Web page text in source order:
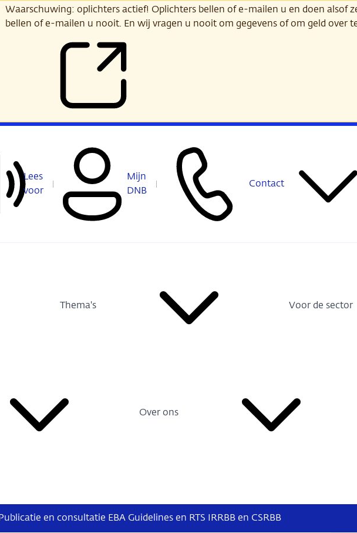
Waarschuwing: oplichters actief! Oplichters bellen of e-mailen u en doen alsof
bellen of e-mailen u nooit. En wij vragen u nooit om gegevens of om geld over
Lees
voor
Mijn
DNB
Contact
Thema's Voor de sector
Over ons
Publicatie en consultatie EBA Guidelines en RTS IRRBB en CSRBB